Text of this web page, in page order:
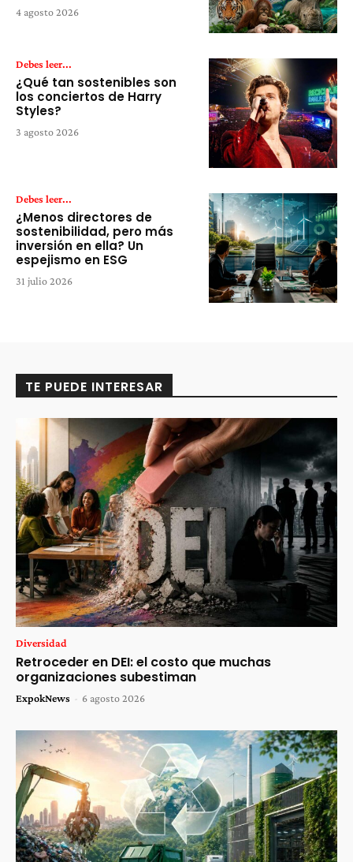
4 agosto 2026
Debes leer...
¿Qué tan sostenibles son
los conciertos de Harry
Styles?
3 agosto 2026
Debes leer...
¿Menos directores de
sostenibilidad, pero más
inversión en ella? Un
espejismo en ESG
31 julio 2026
TE PUEDE INTERESAR
Diversidad
Retroceder en DEI: el costo que muchas
organizaciones subestiman
ExpokNews - 6 agosto 2026